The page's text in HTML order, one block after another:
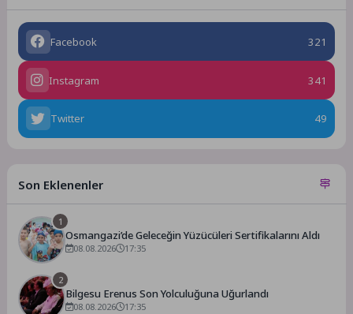
Facebook 321
Instagram 341
Twitter 49
Son Eklenenler
1
Osmangazi’de Geleceğin Yüzücüleri Sertifikalarını Aldı
08.08.2026 17:35
2
Bilgesu Erenus Son Yolculuğuna Uğurlandı
08.08.2026 17:35